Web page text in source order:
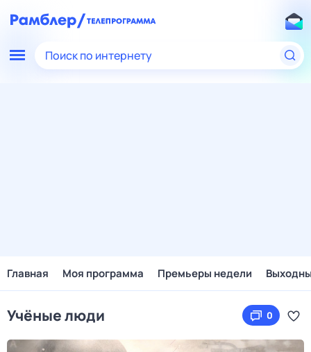
Поиск по интернету
Главная Моя программа Премьеры недели
Учёные люди 0